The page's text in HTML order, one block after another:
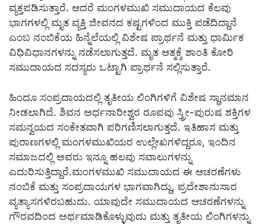
ವ್ಯಕ್ತಪಡಿಸುತ್ತಾರೆ. ಆದರೆ ಮಂಗಳಮುಖಿ ಸಮುದಾಯದ ಕೆಲವು
ಭಾಗಗಳಲ್ಲಿ ಮೃತ ವ್ಯಕ್ತಿ ಜೀವನದ ಕಷ್ಟಗಳಿಂದ ಮುಕ್ತಿ ಪಡೆದಿದ್ದಾನೆ
ಎಂಬ ನಂಬಿಕೆಯ ಹಿನ್ನೆಲೆಯಲ್ಲಿ ವಿಶೇಷ ಪ್ರಾರ್ಥನೆ ಮತ್ತು ಧಾರ್ಮಿಕ
ವಿಧಿವಿಧಾನಗಳನ್ನು ನಡೆಸಲಾಗುತ್ತದೆ. ಮೃತ ಆತ್ಮಕ್ಕೆ ಶಾಂತಿ ಕೋರಿ
ಸಮುದಾಯದ ಸದಸ್ಯರು ಒಟ್ಟಾಗಿ ಪ್ರಾರ್ಥನೆ ಸಲ್ಲಿಸುತ್ತಾರೆ.
ಹಿಂದೂ ಸಂಪ್ರದಾಯದಲ್ಲಿ ತೃತೀಯ ಲಿಂಗಿಗಳಿಗೆ ವಿಶೇಷ ಸ್ಥಾನಮಾನ
ನೀಡಲಾಗಿದೆ. ಶಿವನ ಅರ್ಧನಾರೀಶ್ವರ ರೂಪವು ಸ್ತ್ರೀ-ಪುರುಷ ಶಕ್ತಿಗಳ
ಸಮನ್ವಯದ ಸಂಕೇತವಾಗಿ ಪರಿಗಣಿಸಲಾಗುತ್ತದೆ. ಇತಿಹಾಸ ಮತ್ತು
ಪುರಾಣಗಳಲ್ಲಿ ಮಂಗಳಮುಖಿಯರ ಉಲ್ಲೇಖಗಳಿದ್ದರೂ, ಇಂದಿನ
ಸಮಾಜದಲ್ಲಿ ಅವರು ಇನ್ನೂ ಹಲವು ಸವಾಲುಗಳನ್ನು
ಎದುರಿಸುತ್ತಿದ್ದಾರೆ.ಮಂಗಳಮುಖಿ ಸಮುದಾಯದ ಈ ಆಚರಣೆಗಳು
ನಂಬಿಕೆ ಮತ್ತು ಸಂಪ್ರದಾಯಗಳ ಭಾಗವಾಗಿದ್ದು, ಪ್ರದೇಶಾನುಸಾರ
ವ್ಯತ್ಯಾಸಗಳಿರಬಹುದು. ಯಾವುದೇ ಸಮುದಾಯದ ಆಚರಣೆಗಳನ್ನು
ಗೌರವದಿಂದ ಅರ್ಥಮಾಡಿಕೊಳ್ಳುವುದು ಮತ್ತು ತೃತೀಯ ಲಿಂಗಿಗಳನ್ನು